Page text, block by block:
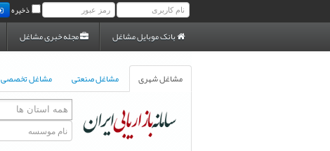
ذخیره
بانک موبایل مشاغل مجله خبری مشاغل
مشاغل شهری مشاغل صنعتی مشاغل تخصصی